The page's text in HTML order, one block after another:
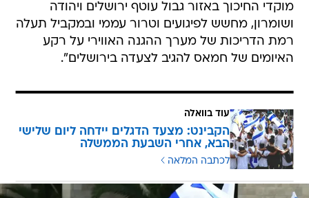
מוקדי החיכוך באזור גבול עוטף ירושלים ויהודה
ושומרון, מחשש לפיגועים וטרור עממי ובמקביל תעלה
רמת הדריכות של מערך ההגנה האווירי על רקע
האיומים של חמאס להגיב לצעדה בירושלים".
עוד בוואלה
הקבינט: מצעד הדגלים יידחה ליום שלישי
הבא, אחרי השבעת הממשלה
לכתבה המלאה